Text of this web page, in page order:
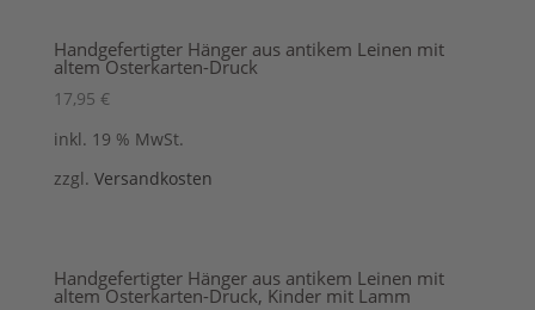
Handgefertigter Hänger aus antikem Leinen mit
altem Osterkarten-Druck
17,95 €
inkl. 19 % MwSt.
zzgl. Versandkosten
Handgefertigter Hänger aus antikem Leinen mit
altem Osterkarten-Druck, Kinder mit Lamm